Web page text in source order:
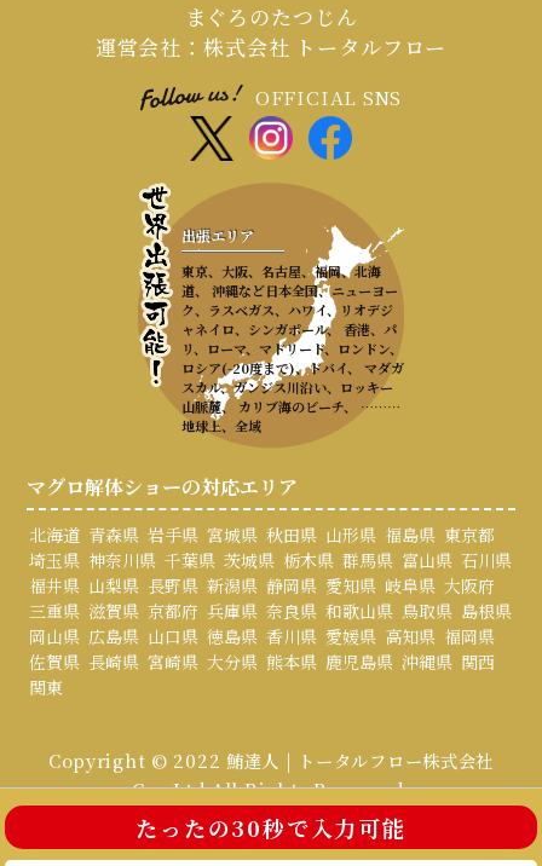
たったの30秒で入力可能
まぐろのたつじん
運営会社：株式会社 トータルフロー
OFFICIAL SNS
出張エリア
東京、大阪、名古屋、福岡、北海
道、 沖縄など日本全国、ニューヨー
ク、ラスベガス、ハワイ、リオデジ
ャネイロ、シンガポール、 香港、パ
リ、ローマ、マドリード、ロンドン、
ロシア(-20度まで)、ドバイ、 マダガ
スカル、ガンジス川沿い、ロッキー
山脈麓、 カリブ海のビーチ、 ………
地球上、全域
マグロ解体ショーの対応エリア
北海道 青森県 岩手県 宮城県 秋田県 山形県 福島県 東京都
埼玉県 神奈川県 千葉県 茨城県 栃木県 群馬県 富山県 石川県
福井県 山梨県 長野県 新潟県 静岡県 愛知県 岐阜県 大阪府
三重県 滋賀県 京都府 兵庫県 奈良県 和歌山県 鳥取県 島根県
岡山県 広島県 山口県 徳島県 香川県 愛媛県 高知県 福岡県
佐賀県 長崎県 宮崎県 大分県 熊本県 鹿児島県 沖縄県 関西
関東
Copyright © 2022 鮪達人 | トータルフロー株式会社
Co., Ltd All Rights Reserved.